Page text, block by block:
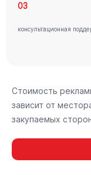
03
консультационная
Стоимость
зависит от
закупаемых